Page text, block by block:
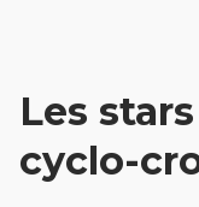
Les
cyclo-